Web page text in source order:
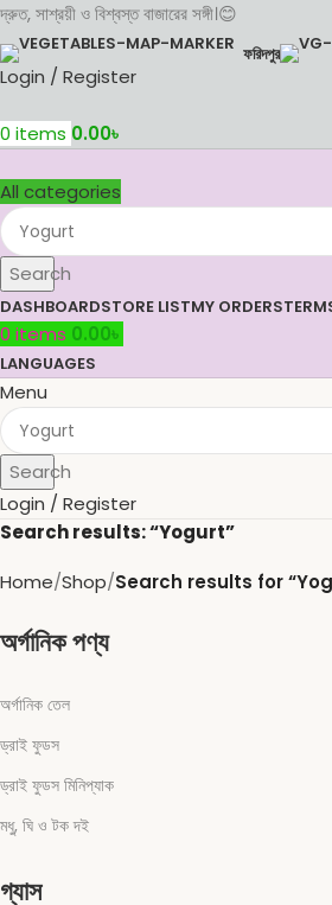
দ্রুত, সাশ্রয়ী ও বিশ্বস্ত বাজারের সঙ্গী।😊
ফরিদপুর
Login / Register
0 items 0.00৳
All categories
Search
DASHBOARDSTORE LISTMY ORDERS
0 items 0.00৳
LANGUAGES
Menu
Search
Login / Register
Search results: “Yogurt”
Home Shop Search results for
অর্গানিক পণ্য
অর্গানিক তেল
ড্রাই ফুডস
ড্রাই ফুডস মিনিপ্যাক
মধু, ঘি ও টক দই
গ্যাস